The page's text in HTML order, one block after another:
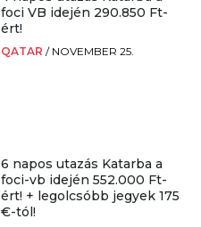
foci VB idején 290.850 Ft-
ért!
QATAR / NOVEMBER 25.
6 napos utazás Katarba a
foci-vb idején 552.000 Ft-
ért! + legolcsóbb jegyek 175
€-tól!